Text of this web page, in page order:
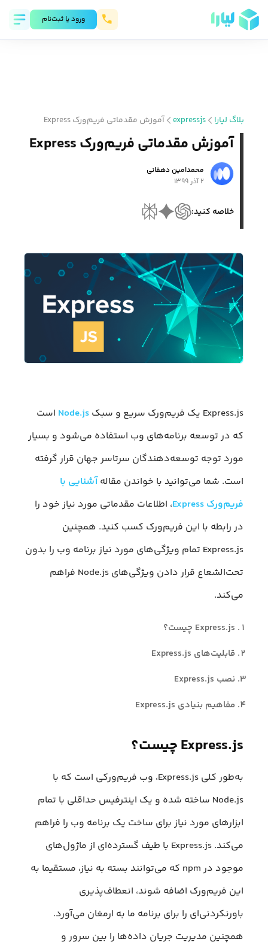
ورود يا ثبت‌نام
بلاگ لیارا expressjs آموزش مقدماتی فریم‌ورک Express
آموزش مقدماتی فریم‌ورک Express
محمد‌امین دهقانی
۲ آذر ۱۳۹۹
خلاصه کنید:
Express.js یک فریم‌ورک سریع و سبک Node.js است
که در توسعه برنامه‌های وب استفاده می‌شود و بسیار
مورد توجه توسعه‌دهندگان سرتاسر جهان قرار گرفته
است. شما می‌توانید با خواندن مقالهآشنایی با
فریم‌ورک Express
، اطلاعات مقدماتی مورد نیاز خود را
در رابطه با این فریم‌ورک کسب کنید. همچنین
Express.js تمام ویژگی‌های مورد نیاز برنامه وب را بدون
تحت‌الشعاع قرار دادن ویژگی‌های Node.js فراهم
می‌کند.
Express.js چیست؟
قابلیت‌های Express.js
نصب Express.js
مفاهیم بنیادی Express.js
Express.js چیست؟
به‌طور کلی Express.js، وب فریم‌ورکی است که با
Node.js ساخته شده و یک اینترفیس حداقلی با تمام
ابزارهای مورد نیاز برای ساخت یک برنامه وب را فراهم
می‌کند. Express.js با طیف گسترده‌ای از ماژول‌های
موجود در npm که می‌توانند بسته به نیاز، مستقیما به
این فریم‌ورک اضافه شوند، انعطاف‌پذیری
باورنکردنی‌ای را برای برنامه ما به ارمغان می‌آورد.
همچنین مدیریت جریان‌ داده‌ها را بین سرور و